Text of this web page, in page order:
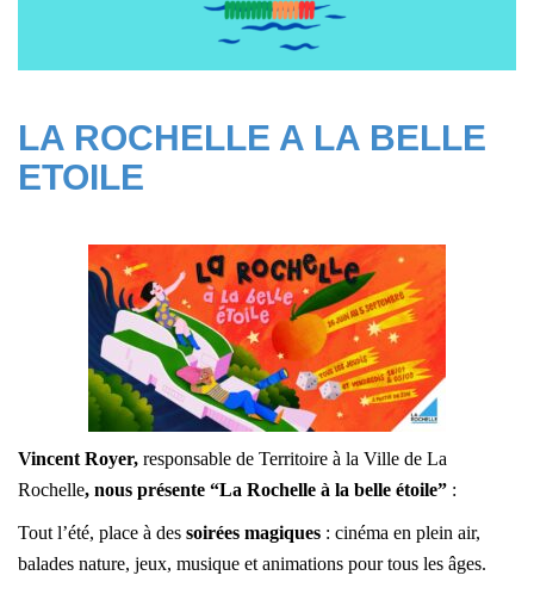
LA ROCHELLE A LA BELLE
ETOILE
Vincent Royer, responsable de Territoire à la Ville de La
Rochelle, nous présente “La Rochelle à la belle étoile” :
Tout l’été, place à des soirées magiques : cinéma en plein air,
balades nature, jeux, musique et animations pour tous les âges.